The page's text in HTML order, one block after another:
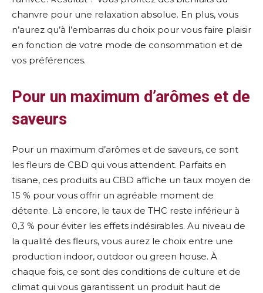
chanvre pour une relaxation absolue. En plus, vous
n’aurez qu’à l’embarras du choix pour vous faire plaisir
en fonction de votre mode de consommation et de
vos préférences.
Pour un maximum d’arômes et de
saveurs
Pour un maximum d’arômes et de saveurs, ce sont
les fleurs de CBD qui vous attendent. Parfaits en
tisane, ces produits au CBD affiche un taux moyen de
15 % pour vous offrir un agréable moment de
détente. Là encore, le taux de THC reste inférieur à
0,3 % pour éviter les effets indésirables. Au niveau de
la qualité des fleurs, vous aurez le choix entre une
production indoor, outdoor ou green house. À
chaque fois, ce sont des conditions de culture et de
climat qui vous garantissent un produit haut de